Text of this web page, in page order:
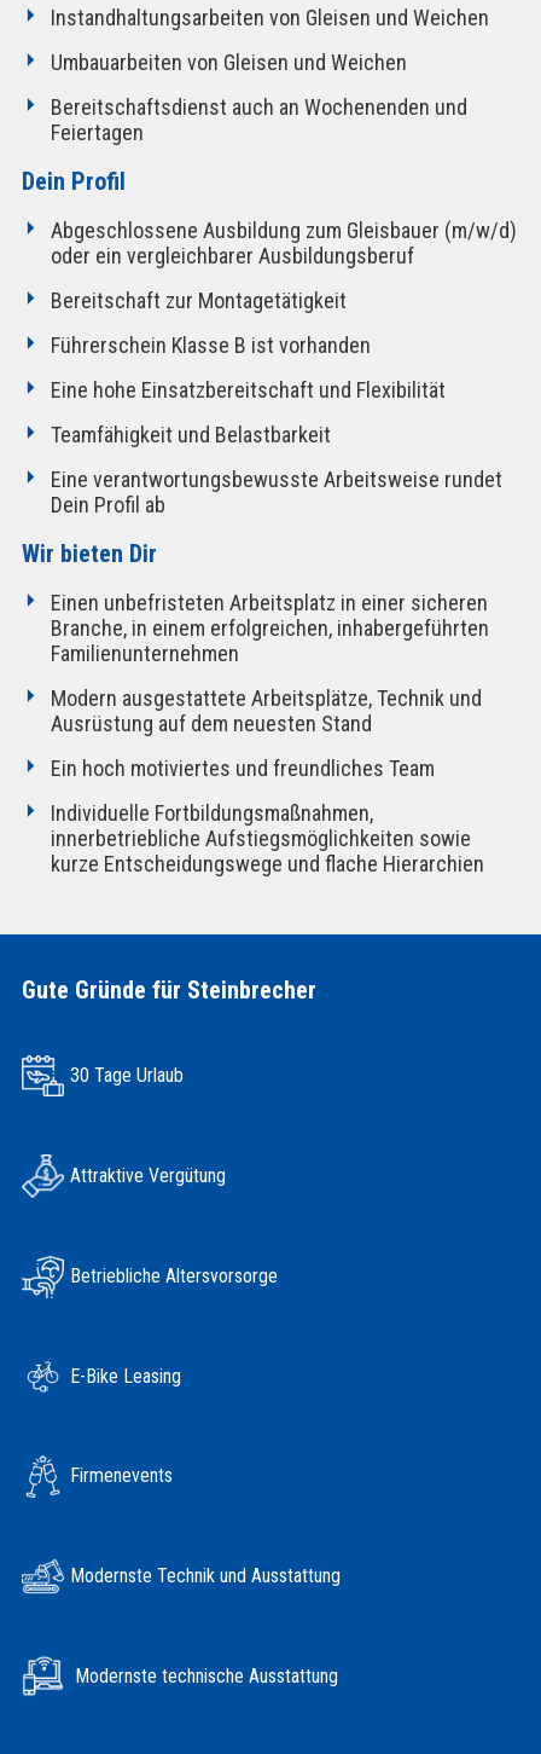
Instandhaltungsarbeiten von Gleisen und Weichen
Umbauarbeiten von Gleisen und Weichen
Bereitschaftsdienst auch an Wochenenden und
Feiertagen
Dein Profil
Abgeschlossene Ausbildung zum Gleisbauer (m/w/d)
oder ein vergleichbarer Ausbildungsberuf
Bereitschaft zur Montagetätigkeit
Führerschein Klasse B ist vorhanden
Eine hohe Einsatzbereitschaft und Flexibilität
Teamfähigkeit und Belastbarkeit
Eine verantwortungsbewusste Arbeitsweise rundet
Dein Profil ab
Wir bieten Dir
Einen unbefristeten Arbeitsplatz in einer sicheren
Branche, in einem erfolgreichen, inhabergeführten
Familienunternehmen
Modern ausgestattete Arbeitsplätze, Technik und
Ausrüstung auf dem neuesten Stand
Ein hoch motiviertes und freundliches Team
Individuelle Fortbildungsmaßnahmen,
innerbetriebliche Aufstiegsmöglichkeiten sowie
kurze Entscheidungswege und flache Hierarchien
Gute Gründe für Steinbrecher
30 Tage Urlaub
Attraktive Vergütung
Betriebliche Altersvorsorge
E-Bike Leasing
Firmenevents
Modernste Technik und Ausstattung
Modernste technische Ausstattung